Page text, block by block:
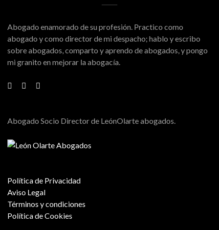
Abogado enamorado de su profesión. Practico como
abogado y como director de mi despacho; hablo y escribo
sobre abogados, comparto y aprendo de abogados, y pongo
mi granito en mejorar la abogacía.
Abogado Socio Director de LeónOlarte abogados.
Política de Privacidad
Aviso Legal
Términos y condiciones
Política de Cookies